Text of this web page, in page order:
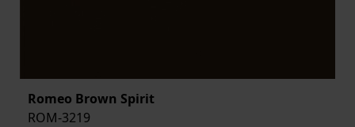
Romeo Brown Spirit
ROM-3219